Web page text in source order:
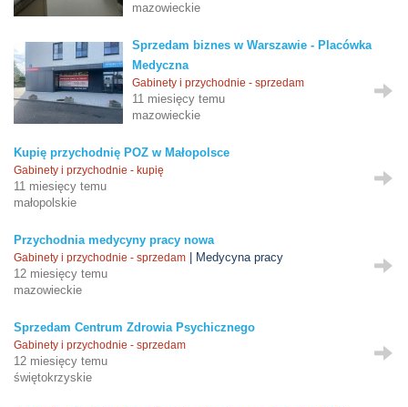
mazowieckie
Sprzedam biznes w Warszawie - Placówka
Medyczna
Gabinety i przychodnie - sprzedam
11 miesięcy temu
mazowieckie
Kupię przychodnię POZ w Małopolsce
Gabinety i przychodnie - kupię
11 miesięcy temu
małopolskie
Przychodnia medycyny pracy nowa
Gabinety i przychodnie - sprzedam | Medycyna pracy
12 miesięcy temu
mazowieckie
Sprzedam Centrum Zdrowia Psychicznego
Gabinety i przychodnie - sprzedam
12 miesięcy temu
świętokrzyskie